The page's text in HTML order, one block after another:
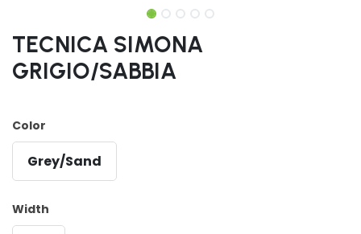
TECNICA SIMONA
GRIGIO/SABBIA
Color
Grey/Sand
Width